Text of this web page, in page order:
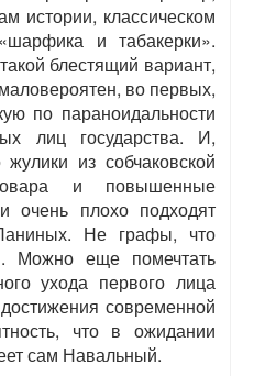
истории, классическом
и табакерки».
блестящий вариант,
во первых,
по параноидальности
лиц государства. И,
из собчаковской
и повышенные
очень плохо подходят
Не графы, что
Можно еще помечтать
ухода первого лица
современной
что в ожидании
сам Навальный.